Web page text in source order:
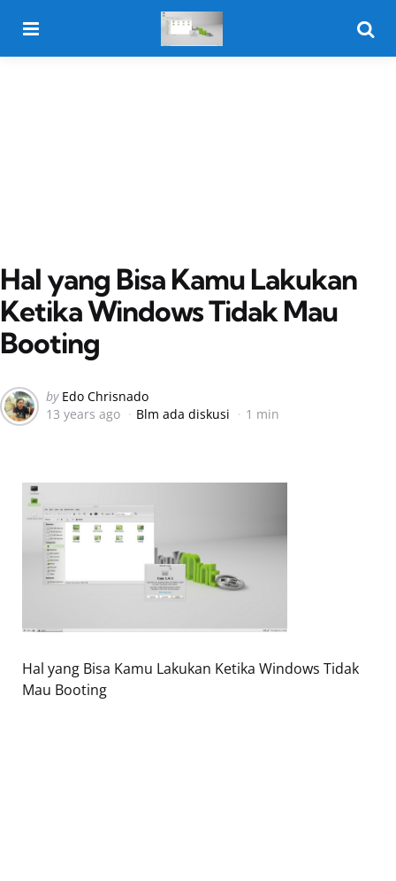
Hal yang Bisa Kamu Lakukan
Ketika Windows Tidak Mau
Booting
Posted
by
by Edo Chrisnado
13 years ago
Blm ada diskusi 1 min
Hal yang Bisa Kamu Lakukan Ketika Windows Tidak
Mau Booting